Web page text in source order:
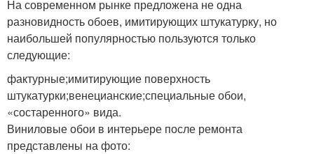
На современном рынке предложена не одна
разновидность обоев, имитирующих штукатурку, но
наибольшей популярностью пользуются только
следующие:
фактурные;имитирующие поверхность
штукатурки;венецианские;специальные обои,
«состаренного» вида.
Виниловые обои в интерьере после ремонта
представлены на фото: